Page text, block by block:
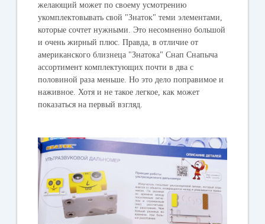
желающий может по своему усмотрению
укомплектовывать свой "Знаток" теми элементами,
которые сочтет нужными. Это несомненно большой
и очень жирный плюс. Правда, в отличие от
американского близнеца "Знатока" Снап Снапыча
ассортимент комплектующих почти в два с
половиной раза меньше. Но это дело поправимое и
наживное. Хотя и не такое легкое, как может
показаться на первый взгляд.